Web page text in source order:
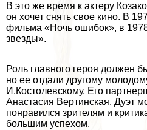
В это же время к актеру
он хочет снять свое кино. В
фильма «Ночь ошибок», в
звезды».
Роль главного героя должен
но ее отдали другому
И.Костолевскому. Его
Анастасия Вертинская. Дуэт
понравился зрителям и
большим успехом.